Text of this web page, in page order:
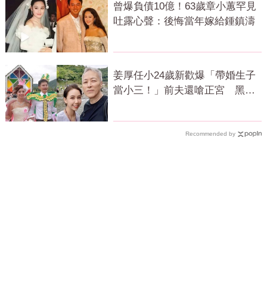
曾爆負債10億！63歲章小蕙罕見
吐露心聲：後悔當年嫁給鍾鎮濤
姜厚任小24歲新歡爆「帶婚生子
當小三！」前夫還嗆正宮 黑歷
Recommended by